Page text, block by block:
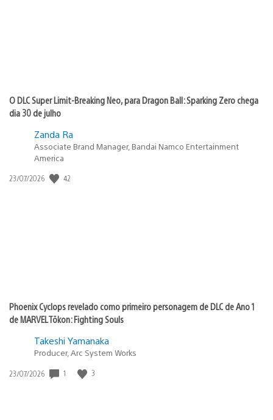
O DLC Super Limit-Breaking Neo, para Dragon Ball: Sparking Zero chega
dia 30 de julho
Zanda Ra
Associate Brand Manager, Bandai Namco Entertainment
America
Data
23/07/2026 42
Phoenix Cyclops revelado como primeiro personagem de DLC de Ano 1
de MARVEL Tōkon: Fighting Souls
Takeshi Yamanaka
Producer, Arc System Works
Data
23/07/2026 1 3